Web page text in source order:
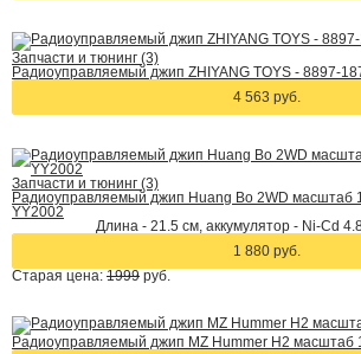
Запчасти и тюнинг (3)
Радиоуправляемый джип ZHIYANG TOYS - 8897-
4 563 руб.
Запчасти и тюнинг (3)
Радиоуправляемый джип Huang Bo 2WD масштаб
YY2002
Длина - 21.5 см, аккумулятор - Ni-Cd
1 880 руб.
Старая цена: 1999 руб.
Радиоуправляемый джип MZ Hummer H2 масштаб